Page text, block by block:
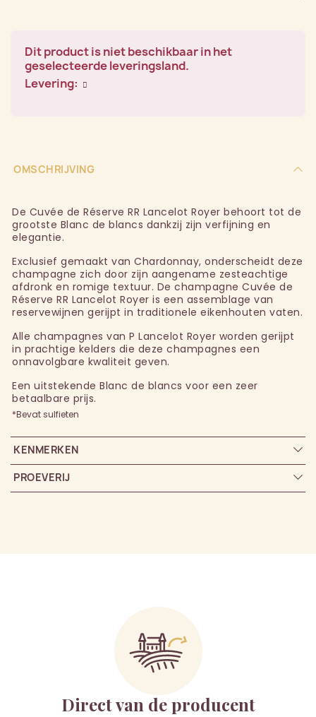
Dit product is niet beschikbaar in het
geselecteerde leveringsland.
Levering:
OMSCHRIJVING
De Cuvée de Réserve RR Lancelot Royer behoort tot de
grootste Blanc de blancs dankzij zijn verfijning en
elegantie.
Exclusief gemaakt van Chardonnay, onderscheidt deze
champagne zich door zijn aangename zesteachtige
afdronk en romige textuur. De champagne Cuvée de
Réserve RR Lancelot Royer is een assemblage van
reservewijnen gerijpt in traditionele eikenhouten vaten.
Alle champagnes van P Lancelot Royer worden gerijpt
in prachtige kelders die deze champagnes een
onnavolgbare kwaliteit geven.
Een uitstekende Blanc de blancs voor een zeer
betaalbare prijs.
*Bevat sulfieten
KENMERKEN
PROEVERIJ
Direct van de producent